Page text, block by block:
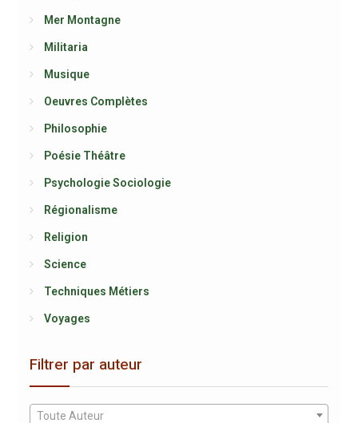
Mer Montagne
Militaria
Musique
Oeuvres Complètes
Philosophie
Poésie Théâtre
Psychologie Sociologie
Régionalisme
Religion
Science
Techniques Métiers
Voyages
Filtrer par auteur
Toute Auteur